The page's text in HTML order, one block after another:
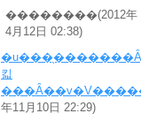
��������(2012年
4月12日 02:38)
킯
年11月10日 22:29)